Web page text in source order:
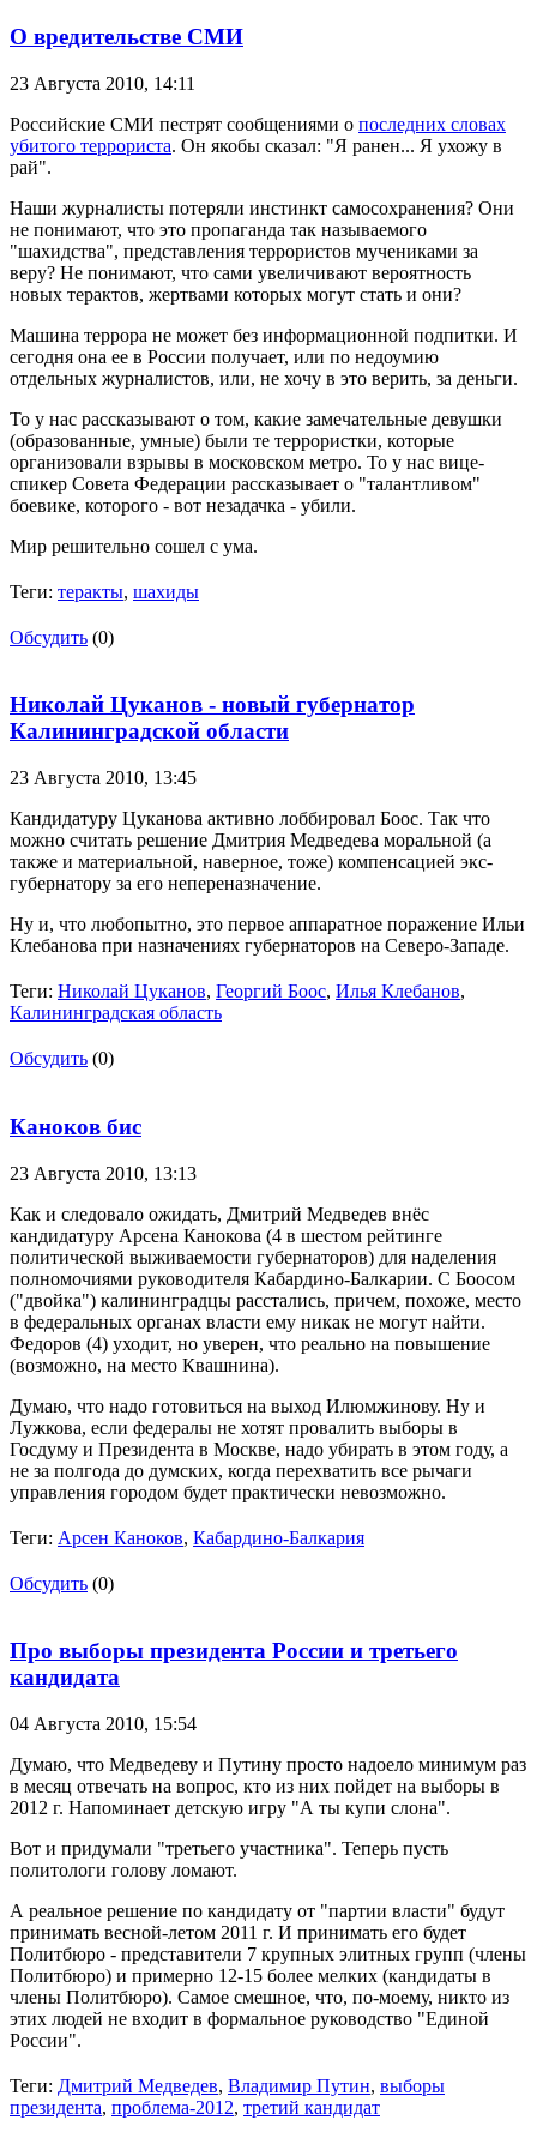
О вредительстве СМИ
23 Августа 2010, 14:11
Российские СМИ пестрят сообщениями о последних словах
убитого террориста. Он якобы сказал: "Я ранен... Я ухожу в
рай".
Наши журналисты потеряли инстинкт самосохранения? Они
не понимают, что это пропаганда так называемого
"шахидства", представления террористов мучениками за
веру? Не понимают, что сами увеличивают вероятность
новых терактов, жертвами которых могут стать и они?
Машина террора не может без информационной подпитки. И
сегодня она ее в России получает, или по недоумию
отдельных журналистов, или, не хочу в это верить, за деньги.
То у нас рассказывают о том, какие замечательные девушки
(образованные, умные) были те террористки, которые
организовали взрывы в московском метро. То у нас вице-
спикер Совета Федерации рассказывает о "талантливом"
боевике, которого - вот незадачка - убили.
Мир решительно сошел с ума.
Теги: теракты, шахиды
Обсудить (0)
Николай Цуканов - новый губернатор
Калининградской области
23 Августа 2010, 13:45
Кандидатуру Цуканова активно лоббировал Боос. Так что
можно считать решение Дмитрия Медведева моральной (а
также и материальной, наверное, тоже) компенсацией экс-
губернатору за его непереназначение.
Ну и, что любопытно, это первое аппаратное поражение Ильи
Клебанова при назначениях губернаторов на Северо-Западе.
Теги: Николай Цуканов, Георгий Боос, Илья Клебанов,
Калининградская область
Обсудить (0)
Каноков бис
23 Августа 2010, 13:13
Как и следовало ожидать, Дмитрий Медведев внёс
кандидатуру Арсена Канокова (4 в шестом рейтинге
политической выживаемости губернаторов) для наделения
полномочиями руководителя Кабардино-Балкарии. С Боосом
("двойка") калининградцы расстались, причем, похоже, место
в федеральных органах власти ему никак не могут найти.
Федоров (4) уходит, но уверен, что реально на повышение
(возможно, на место Квашнина).
Думаю, что надо готовиться на выход Илюмжинову. Ну и
Лужкова, если федералы не хотят провалить выборы в
Госдуму и Президента в Москве, надо убирать в этом году, а
не за полгода до думских, когда перехватить все рычаги
управления городом будет практически невозможно.
Теги: Арсен Каноков, Кабардино-Балкария
Обсудить (0)
Про выборы президента России и третьего
кандидата
04 Августа 2010, 15:54
Думаю, что Медведеву и Путину просто надоело минимум раз
в месяц отвечать на вопрос, кто из них пойдет на выборы в
2012 г. Напоминает детскую игру "А ты купи слона".
Вот и придумали "третьего участника". Теперь пусть
политологи голову ломают.
А реальное решение по кандидату от "партии власти" будут
принимать весной-летом 2011 г. И принимать его будет
Политбюро - представители 7 крупных элитных групп (члены
Политбюро) и примерно 12-15 более мелких (кандидаты в
члены Политбюро). Самое смешное, что, по-моему, никто из
этих людей не входит в формальное руководство "Единой
России".
Теги: Дмитрий Медведев, Владимир Путин, выборы
президента, проблема-2012, третий кандидат